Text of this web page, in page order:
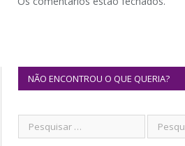
NÃO ENCONTROU O QUE QUERIA?